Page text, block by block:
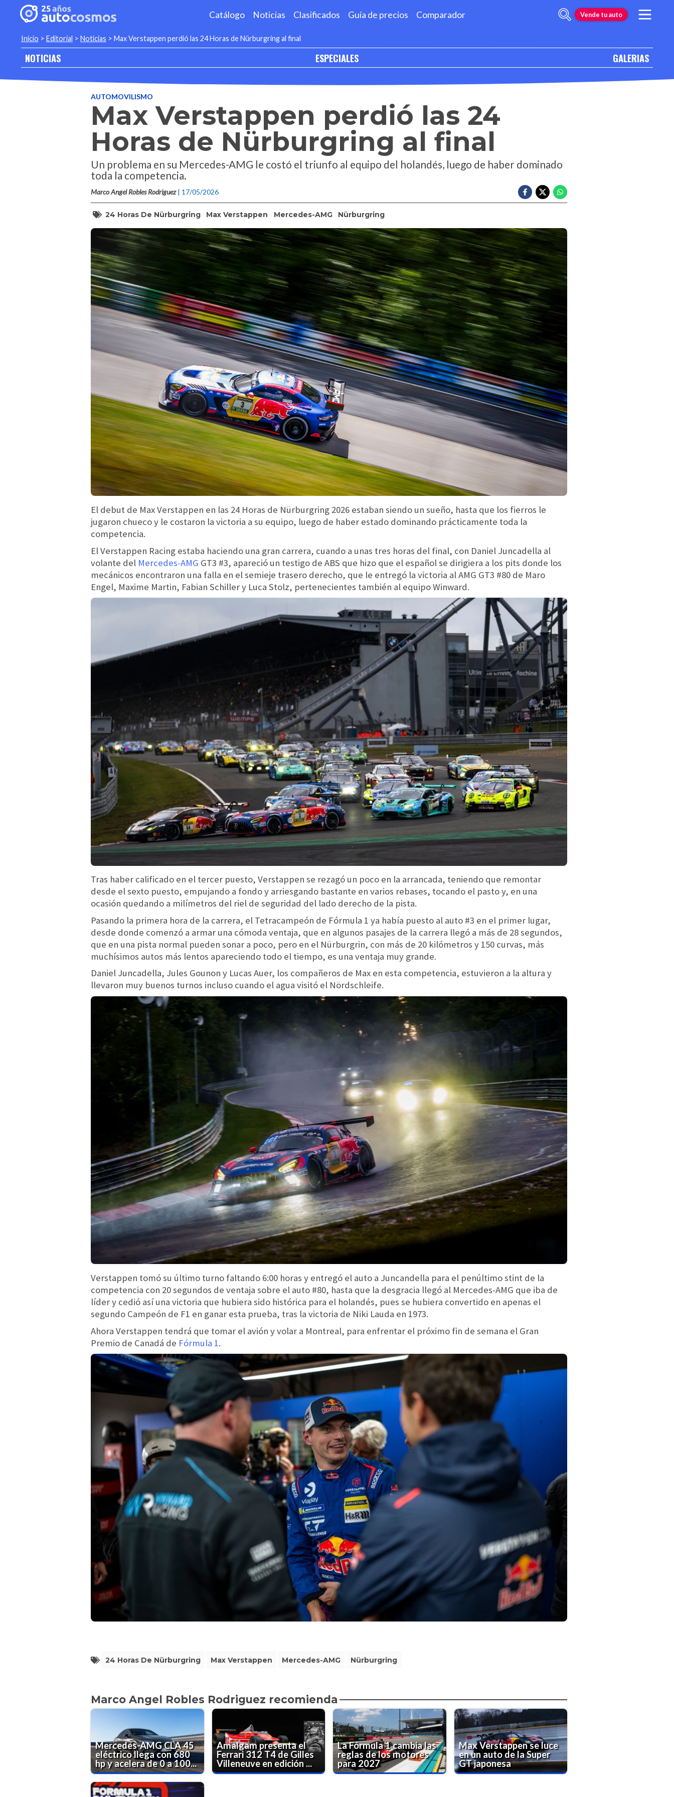
Catálogo Noticias Clasificados Guía de precios Comparador Vende tu auto
Inicio > Editorial > Noticias > Max Verstappen perdió las 24 Horas de Nürburgring al final
NOTICIAS ESPECIALES GALERIAS
AUTOMOVILISMO
Max Verstappen perdió las 24
Horas de Nürburgring al final
Un problema en su Mercedes-AMG le costó el triunfo al equipo del holandés, luego de haber dominado
toda la competencia.
Marco Angel Robles Rodriguez | 17/05/2026
24 Horas De Nürburgring Max Verstappen Mercedes-AMG Nürburgring
El debut de Max Verstappen en las 24 Horas de Nürburgring 2026 estaban siendo un sueño, hasta que los fierros le
jugaron chueco y le costaron la victoria a su equipo, luego de haber estado dominando prácticamente toda la
competencia.
El Verstappen Racing estaba haciendo una gran carrera, cuando a unas tres horas del final, con Daniel Juncadella al
volante del Mercedes-AMG GT3 #3, apareció un testigo de ABS que hizo que el español se dirigiera a los pits donde los
mecánicos encontraron una falla en el semieje trasero derecho, que le entregó la victoria al AMG GT3 #80 de Maro
Engel, Maxime Martin, Fabian Schiller y Luca Stolz, pertenecientes también al equipo Winward.
Tras haber calificado en el tercer puesto, Verstappen se rezagó un poco en la arrancada, teniendo que remontar
desde el sexto puesto, empujando a fondo y arriesgando bastante en varios rebases, tocando el pasto y, en una
ocasión quedando a milímetros del riel de seguridad del lado derecho de la pista.
Pasando la primera hora de la carrera, el Tetracampeón de Fórmula 1 ya había puesto al auto #3 en el primer lugar,
desde donde comenzó a armar una cómoda ventaja, que en algunos pasajes de la carrera llegó a más de 28 segundos,
que en una pista normal pueden sonar a poco, pero en el Nürburgrin, con más de 20 kilómetros y 150 curvas, más
muchísimos autos más lentos apareciendo todo el tiempo, es una ventaja muy grande.
Daniel Juncadella, Jules Gounon y Lucas Auer, los compañeros de Max en esta competencia, estuvieron a la altura y
llevaron muy buenos turnos incluso cuando el agua visitó el Nördschleife.
Verstappen tomó su último turno faltando 6:00 horas y entregó el auto a Juncandella para el penúltimo stint de la
competencia con 20 segundos de ventaja sobre el auto #80, hasta que la desgracia llegó al Mercedes-AMG que iba de
líder y cedió así una victoria que hubiera sido histórica para el holandés, pues se hubiera convertido en apenas el
segundo Campeón de F1 en ganar esta prueba, tras la victoria de Niki Lauda en 1973.
Ahora Verstappen tendrá que tomar el avión y volar a Montreal, para enfrentar el próximo fin de semana el Gran
Premio de Canadá de Fórmula 1.
24 Horas De Nürburgring Max Verstappen Mercedes-AMG Nürburgring
Marco Angel Robles Rodriguez recomienda
Mercedes-AMG CLA 45
eléctrico llega con 680
hp y acelera de 0 a 100...
Amalgam presenta el
Ferrari 312 T4 de Gilles
Villeneuve en edición ...
La Fórmula 1 cambia las
reglas de los motores
para 2027
Max Verstappen se luce
en un auto de la Super
GT japonesa